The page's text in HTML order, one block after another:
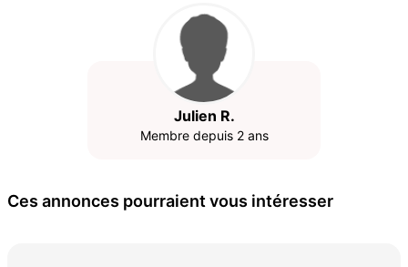
Julien R.
Membre depuis 2 ans
Ces annonces pourraient vous intéresser